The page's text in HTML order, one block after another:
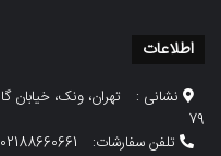
اطلاعات
نشانی :
79
تلفن سفارشات:
02188660661